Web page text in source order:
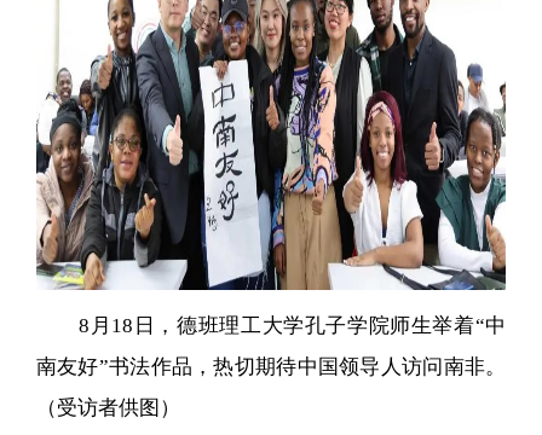
8月18日，德班理工大学孔子学院师生举着“中
南友好”书法作品，热切期待中国领导人访问南非。
（受访者供图）